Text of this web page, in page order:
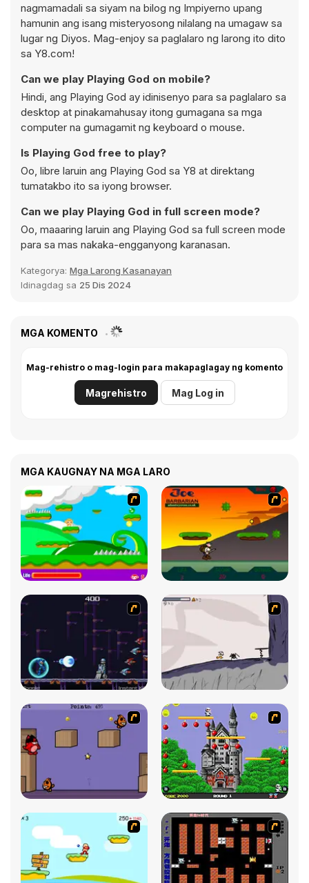
nagmamadali sa siyam na bilog ng Impiyerno upang
hamunin ang isang misteryosong nilalang na umagaw sa
lugar ng Diyos. Mag-enjoy sa paglalaro ng larong ito dito
sa Y8.com!
Can we play Playing God on mobile?
Hindi, ang Playing God ay idinisenyo para sa paglalaro sa
desktop at pinakamahusay itong gumagana sa mga
computer na gumagamit ng keyboard o mouse.
Is Playing God free to play?
Oo, libre laruin ang Playing God sa Y8 at direktang
tumatakbo ito sa iyong browser.
Can we play Playing God in full screen mode?
Oo, maaaring laruin ang Playing God sa full screen mode
para sa mas nakaka-engganyong karanasan.
Kategorya: Mga Larong Kasanayan
Idinagdag sa 25 Dis 2024
MGA KOMENTO
Mag-rehistro o mag-login para makapaglagay ng komento
Magrehistro Mag Log in
MGA KAUGNAY NA MGA LARO